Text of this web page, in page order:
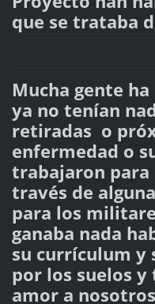
que se trataba
Mucha gente
ya no tenían
retiradas o
enfermedad o
trabajaron
través de
para los
ganaba nada
su currículum y
por los suelos
amor a